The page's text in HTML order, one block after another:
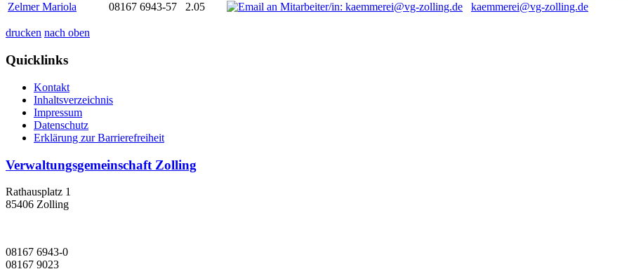
Zelmer Mariola
08167 6943-57 2.05 kaemmerei@vg-zolling.de
drucken nach oben
Quicklinks
Kontakt
Inhaltsverzeichnis
Impressum
Datenschutz
Erklärung zur Barrierefreiheit
Verwaltungsgemeinschaft Zolling
Rathausplatz 1
85406 Zolling
08167 6943-0
08167 9023